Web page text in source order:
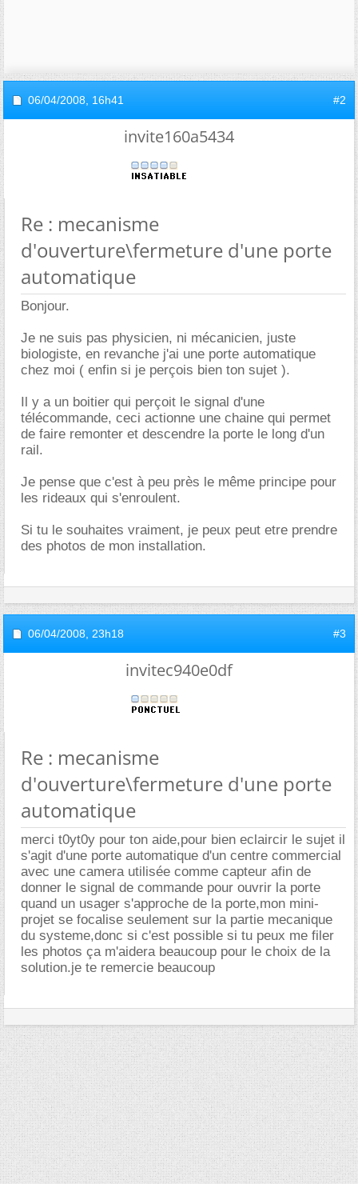
06/04/2008, 16h41 #2
invite160a5434
Re : mecanisme
d'ouverture\fermeture d'une porte
automatique
Bonjour.
Je ne suis pas physicien, ni mécanicien, juste
biologiste, en revanche j'ai une porte automatique
chez moi ( enfin si je perçois bien ton sujet ).
Il y a un boitier qui perçoit le signal d'une
télécommande, ceci actionne une chaine qui permet
de faire remonter et descendre la porte le long d'un
rail.
Je pense que c'est à peu près le même principe pour
les rideaux qui s'enroulent.
Si tu le souhaites vraiment, je peux peut etre prendre
des photos de mon installation.
06/04/2008, 23h18 #3
invitec940e0df
Re : mecanisme
d'ouverture\fermeture d'une porte
automatique
merci t0yt0y pour ton aide,pour bien eclaircir le sujet il
s'agit d'une porte automatique d'un centre commercial
avec une camera utilisée comme capteur afin de
donner le signal de commande pour ouvrir la porte
quand un usager s'approche de la porte,mon mini-
projet se focalise seulement sur la partie mecanique
du systeme,donc si c'est possible si tu peux me filer
les photos ça m'aidera beaucoup pour le choix de la
solution.je te remercie beaucoup